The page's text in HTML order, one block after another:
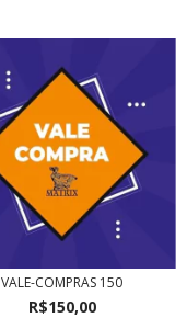
VALE-COMPRAS 150
R$150,00